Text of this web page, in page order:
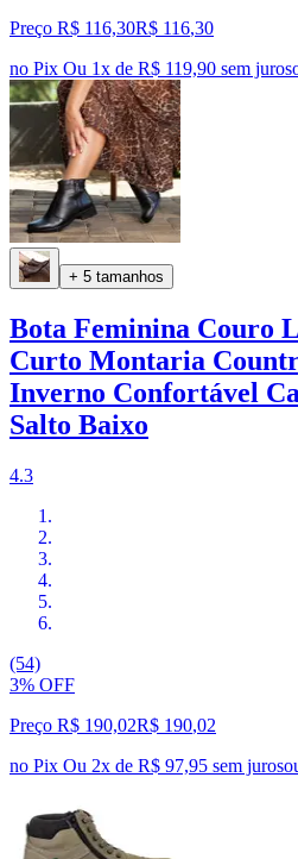
Preço R$ 116,30R$ 116,30
no Pix Ou 1x de R$ 119,90 sem juros
+ 5 tamanhos
Bota Feminina Couro
Curto Montaria
Inverno Confortável
Salto Baixo
4.3
(54)
3% OFF
Preço R$ 190,02R$ 190,02
no Pix Ou 2x de R$ 97,95 sem juros